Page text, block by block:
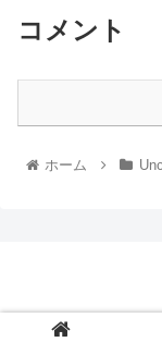
コメント
ホーム